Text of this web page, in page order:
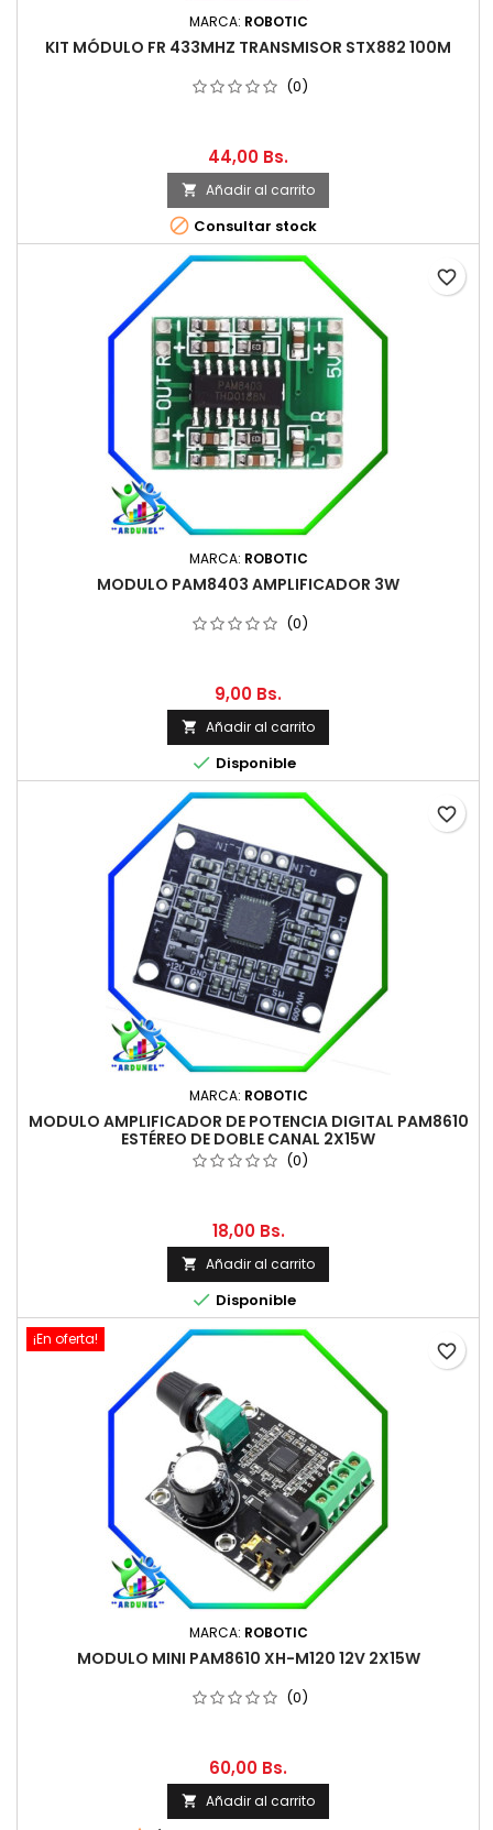
MARCA: ROBOTIC
KIT MÓDULO FR 433MHZ TRANSMISOR STX882 100M
(0)
44,00 Bs.
 Añadir al carrito
 Consultar stock
MARCA: ROBOTIC
MODULO PAM8403 AMPLIFICADOR 3W
(0)
9,00 Bs.
 Añadir al carrito
 Disponible
favorite_border
MARCA: ROBOTIC
MODULO AMPLIFICADOR DE POTENCIA DIGITAL PAM8610
ESTÉREO DE DOBLE CANAL 2X15W
(0)
18,00 Bs.
 Añadir al carrito
 Disponible
favorite_border
¡En oferta!
MARCA: ROBOTIC
MODULO MINI PAM8610 XH-M120 12V 2X15W
(0)
60,00 Bs.
 Añadir al carrito
favorite_border